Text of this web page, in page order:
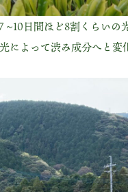
日間ほど8割くらいの
よって渋み成分へと変